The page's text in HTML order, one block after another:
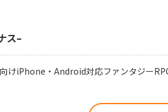
ス–
けiPhone・Android対応ファンタジー